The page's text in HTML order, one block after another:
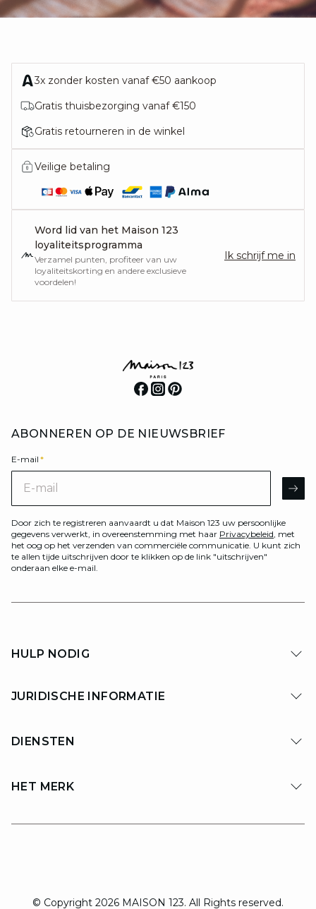
3x zonder kosten vanaf €50 aankoop
Gratis thuisbezorging vanaf €150
Gratis retourneren in de winkel
Veilige betaling
Word lid van het Maison 123
loyaliteitsprogramma
Verzamel punten, profiteer van uw
loyaliteitskorting en andere exclusieve
voordelen!
Ik schrijf me in
ABONNEREN OP DE NIEUWSBRIEF
E-mail *
Door zich te registreren aanvaardt u dat Maison 123 uw persoonlijke
gegevens verwerkt, in overeenstemming met haar Privacybeleid , met
het oog op het verzenden van commerciële communicatie. U kunt zich
te allen tijde uitschrijven door te klikken op de link "uitschrijven"
onderaan elke e-mail.
HULP NODIG
JURIDISCHE INFORMATIE
DIENSTEN
HET MERK
© Copyright 2026 MAISON 123. All Rights reserved.